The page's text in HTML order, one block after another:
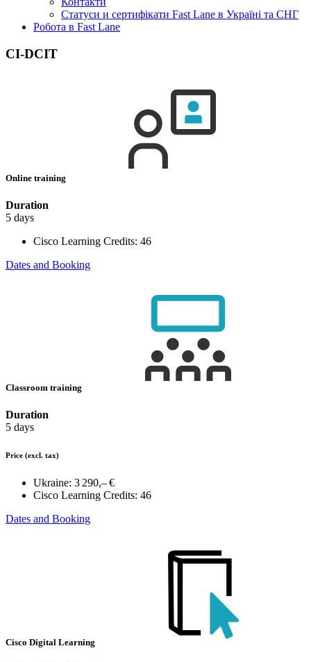
Статуси и сертифікати Fast Lane в Україні та СНГ
Робота в Fast Lane
CI-DCIT
Online training
Duration
5 days
Cisco Learning Credits: 46
Dates and Booking
Classroom training
Duration
5 days
Price (excl. tax)
Ukraine: 3 290,– €
Cisco Learning Credits: 46
Dates and Booking
Cisco Digital Learning